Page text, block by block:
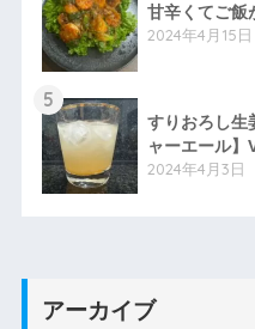
甘辛くてご飯
2024年4月15日
5
すりおろし生
ャーエール】
2024年4月3日
アーカイブ